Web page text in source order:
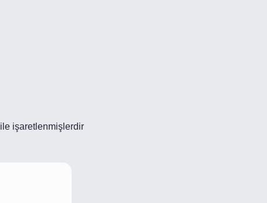
ile işaretlenmişlerdir